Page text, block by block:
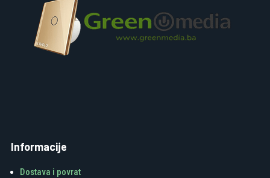
Informacije
Dostava i povrat